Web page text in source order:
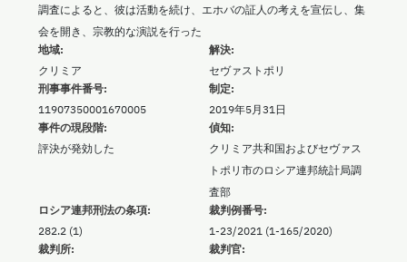
地域:
クリミア
解決:
セヴァストポリ
調査によると、彼は活動を続け、エホバの証人の考えを宣伝し、集
会を開き、宗教的な演説を行った
刑事事件番号:
11907350001670005
制定:
2019年5月31日
事件の現段階:
評決が発効した
偵知:
クリミア共和国およびセヴァス
トポリ市のロシア連邦統計局調
査部
ロシア連邦刑法の条項:
282.2 (1)
裁判例番号:
1-23/2021 (1-165/2020)
裁判所:
裁判官: